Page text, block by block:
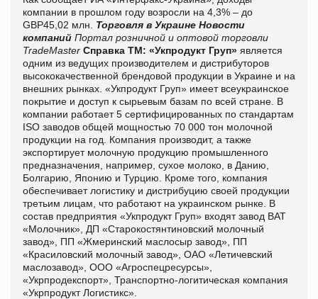
компании в прошлом году возросли на 4,3% – до
GBP45,02 млн. Торговля в Украине Новости
компаний Портал розничной и оптовой торговли
TradeMaster Справка ТМ: «Укпродукт Груп» является
одним из ведущих производителем и дистрибуторов
высококачественной брендовой продукции в Украине и на
внешних рынках. «Укпродукт Груп» имеет всеукраинское
покрытие и доступ к сырьевым базам по всей стране. В
компании работает 5 сертифицированных по стандартам
ISO заводов общей мощностью 70 000 тон молочной
продукции на год. Компания производит, а также
экспортирует молочную продукцию промышленного
предназначения, например, сухое молоко, в Данию,
Болгарию, Японию и Турцию. Кроме того, компания
обеспечивает логистику и дистрибуцию своей продукции
третьим лицам, что работают на украинском рынке. В
состав предприятия «Укпродукт Груп» входят завод ВАТ
«Молочник», ДП «Старокостянтиновский молочный
завод», ПП «Жмеринский маслосыр завод», ПП
«Красиловский молочный завод», ОАО «Летичевский
маслозавод», ООО «Агроспецресурсы»,
«Укрпродекспорт», Транспортно-логитическая компания
«Укрпродукт Логистикс».